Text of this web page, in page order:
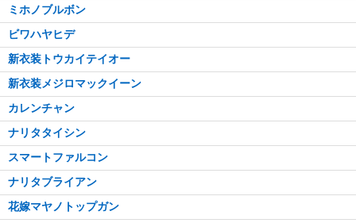
ミホノブルボン
ビワハヤヒデ
新衣装トウカイテイオー
新衣装メジロマックイーン
カレンチャン
ナリタタイシン
スマートファルコン
ナリタブライアン
花嫁マヤノトップガン